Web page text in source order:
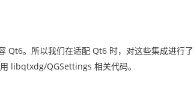
Qt6。所以我们在适配 Qt6 时，对这些集成进行
libqtxdg/QGSettings 相关代码。